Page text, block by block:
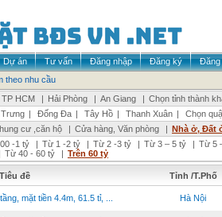
Dự án Tư vấn Đăng nhập Đăng ký
Đăng
theo nhu cầu
TP HCM | Hải Phòng | An Giang | Chọn tỉnh thành
Trưng | Đống Đa | Tây Hồ | Thanh Xuân |
Chọn
cư ,căn hộ | Cửa hàng, Văn phòng | Nhà ở, Đất
-1 tỷ | Từ 1 -2 tỷ | Từ 2 -3 tỷ | Từ 3 – 5 tỷ | Từ 5
Từ 40 - 60 tỷ | Trên 60 tỷ
Tiêu đề Tỉnh /T.Phố
mặt tiền 4.4m, 61.5 tỉ, ... Hà Nội